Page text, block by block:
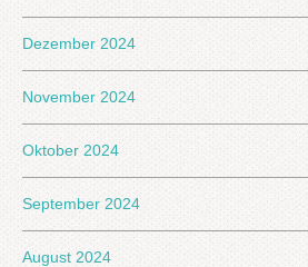
Dezember 2024
November 2024
Oktober 2024
September 2024
August 2024